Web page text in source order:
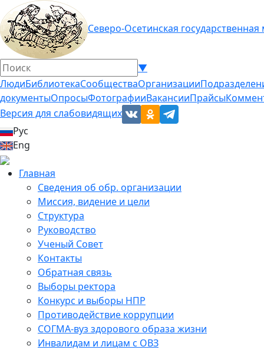
Северо-Осетинская
▼
ЛюдиБиблиотекаСообществаОрганизации
документыОпросыФотографииВакансииПрайсы
Версия для слабовидящих
Рус
Eng
Главная
Сведения об обр. организации
Миссия, видение и цели
Структура
Руководство
Ученый Совет
Контакты
Обратная связь
Выборы ректора
Конкурс и выборы НПР
Противодействие коррупции
СОГМА-вуз здорового образа жизни
Инвалидам и лицам с ОВЗ